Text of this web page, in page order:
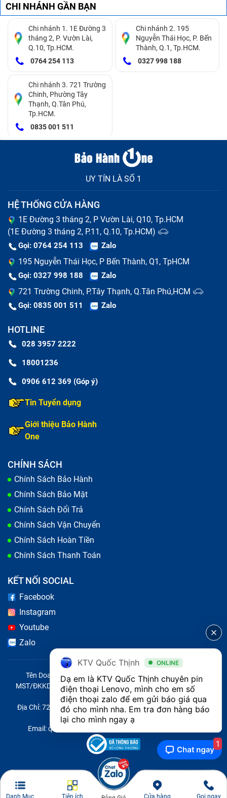
CHI NHÁNH GẦN BẠN
Chi nhánh 1. 1E Đường 3
tháng 2, P. Vườn Lài,
Q.10, Tp.HCM.
0764 254 113
Chi nhánh 2. 195
Nguyễn Thái Học, P. Bến
Thành, Q.1, Tp.HCM.
0327 998 188
Chi nhánh 3. 721 Trường
Chinh, Phường Tây
Thạnh, Q.Tân Phú,
Tp.HCM.
0835 001 511
UY TÍN LÀ SỐ 1
HỆ THỐNG CỬA HÀNG
1E Đường 3 tháng 2, P Vườn Lài, Q10, Tp.HCM
(1E Đường 3 tháng 2, P.11, Q.10, Tp.HCM)
Gọi: 0764 254 113 Zalo
195 Nguyễn Thái Học, P Bến Thành, Q1, TpHCM
Gọi: 0327 998 188 Zalo
721 Trường Chinh, P.Tây Thạnh, Q.Tân Phú,HCM
Gọi: 0835 001 511 Zalo
HOTLINE
028 3957 2222
18001236
0906 612 369 (Góp ý)
Tin Tuyển dụng
Giới thiệu Bảo Hành
One
CHÍNH SÁCH
Chính Sách Bảo Hành
Chính Sách Bảo Mật
Chính Sách Đổi Trả
Chính Sách Vận Chuyển
Chính Sách Hoàn Tiền
Chính Sách Thanh Toán
KẾT NỐI SOCIAL
Facebook
Instagram
Youtube
Zalo
Tên Doanh Nghiệp: CÔNG TY TNHH CITY ONE VIỆT NAM
MST/ĐKKD/QĐTL: 0316569346 do sở KHĐT TP.HCM cấp ngày
14/04/2023
Địa Chỉ: 721 Trường Chinh, Phường Tây Thạnh, Quận Tân Phú,
Thành phố Hồ Chí Minh, Việt Nam
Email: quoc@baohanhone.com | Điện Thoại: 18001236
Danh Mục Tiện ích Cửa hàng Gọi ngay
KTV Quốc Thịnh ONLINE
Dạ em là KTV Quốc Thịnh chuyên pin
điện thoại Lenovo, mình cho em số
điện thoại zalo để em gửi báo giá qua
đó cho mình nha. Em tra đơn hàng báo
lại cho mình ngay ạ
1